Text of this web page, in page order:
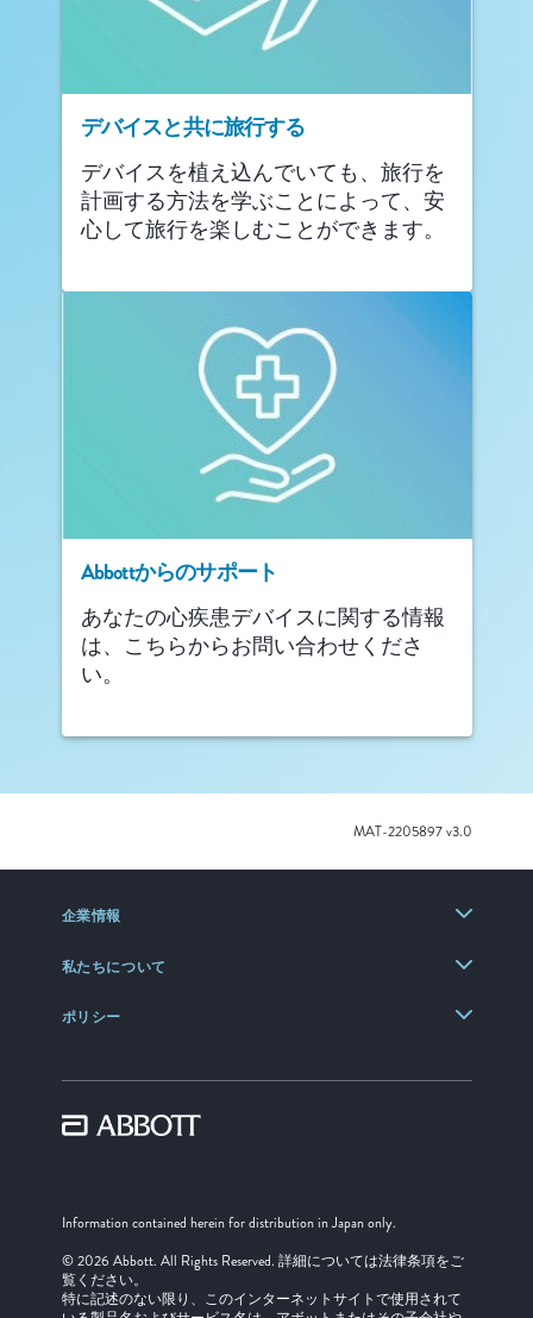
デバイスと共に旅行する
デバイスを植え込んでいても、旅行を
計画する方法を学ぶことによって、安
心して旅行を楽しむことができます。
Abbottからのサポート
あなたの心疾患デバイスに関する情報
は、こちらからお問い合わせくださ
い。
MAT-2205897 v3.0
企業情報
私たちについて
ポリシー
Information contained herein for distribution in Japan only.
© 2026 Abbott. All Rights Reserved. 詳細については法律条項をご
覧ください。
特に記述のない限り、このインターネットサイトで使用されて